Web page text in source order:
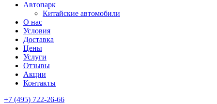
Автопарк
Китайские автомобили
О нас
Условия
Доставка
Цены
Услуги
Отзывы
Акции
Контакты
+7 (495) 722-26-66